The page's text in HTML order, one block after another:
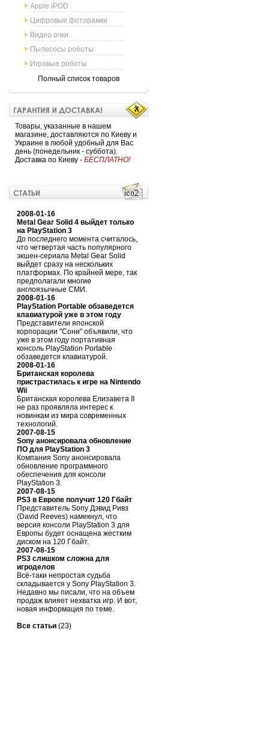
Apple iPOD
Цифровые фоторамки
Видео очки
Пылесосы роботы
Игровые роботы
Полный список товаров
Товары, указанные в нашем
магазине, доставляются по Киеву и
Украине в любой удобный для Вас
день (понедельник - суббота).
Доставка по Киеву - БЕСПЛАТНО!
2008-01-16
Metal Gear Solid 4 выйдет только
на PlayStation 3
До последнего момента считалось,
что четвертая часть популярного
экшен-сериала Metal Gear Solid
выйдет сразу на нескольких
платформах. По крайней мере, так
предполагали многие
англоязычные СМИ.
2008-01-16
PlayStation Portable обзаведется
клавиатурой уже в этом году
Представители японской
корпорации "Сони" объявили, что
уже в этом году портативная
консоль PlayStation Portable
обзаведется клавиатурой.
2008-01-16
Британская королева
пристрастилась к игре на Nintendo
Wii
Британская королева Елизавета II
не раз проявляла интерес к
новинкам из мира современных
технологий.
2007-08-15
Sony анонсировала обновление
ПО для PlayStation 3
Компания Sony анонсировала
обновление программного
обеспечения для консоли
PlayStation 3.
2007-08-15
PS3 в Европе получит 120 Гбайт
Представитель Sony Дэвид Ривз
(David Reeves) намекнул, что
версия консоли PlayStation 3 для
Европы будет оснащена жестким
диском на 120 Гбайт.
2007-08-15
PS3 слишком сложна для
игроделов
Всё-таки непростая судьба
складывается у Sony PlayStation 3.
Недавно мы писали, что на объем
продаж влияет нехватка игр. И вот,
новая информация по теме.
Все статьи (23)